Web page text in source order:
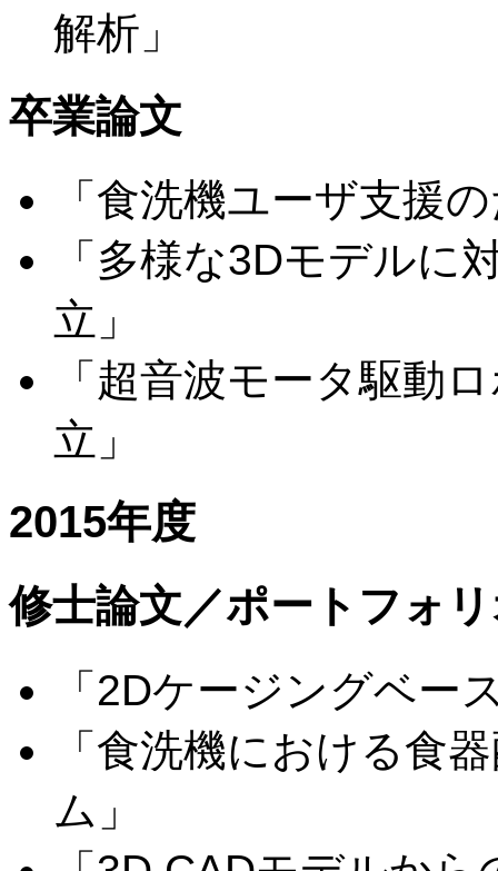
解析」
卒業論文
「食洗機ユーザ支援
「多様な3Dモデルに
立」
「超音波モータ駆動
立」
2015年度
修士論文／ポートフォ
「2Dケージングベー
「食洗機における食
ム」